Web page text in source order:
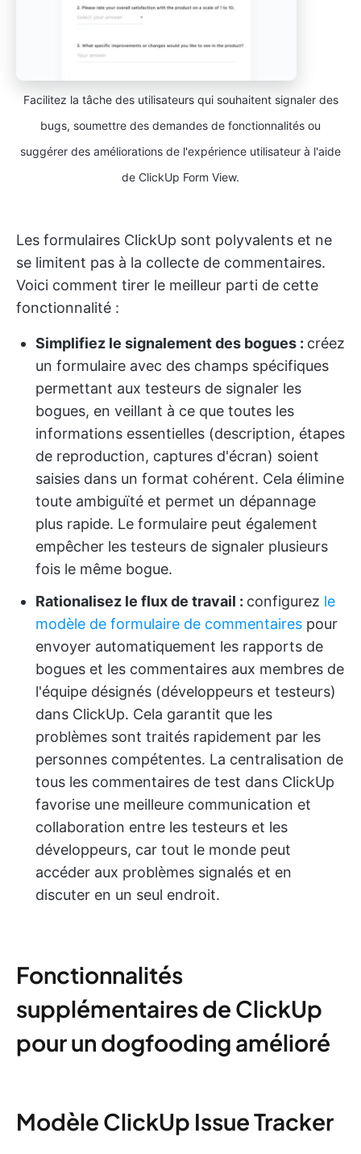
Facilitez la tâche des utilisateurs qui souhaitent signaler des
bugs, soumettre des demandes de fonctionnalités ou
suggérer des améliorations de l'expérience utilisateur à l'aide
de ClickUp Form View.
Les formulaires ClickUp sont polyvalents et ne
se limitent pas à la collecte de commentaires.
Voici comment tirer le meilleur parti de cette
fonctionnalité :
Simplifiez le signalement des bogues : créez
un formulaire avec des champs spécifiques
permettant aux testeurs de signaler les
bogues, en veillant à ce que toutes les
informations essentielles (description, étapes
de reproduction, captures d'écran) soient
saisies dans un format cohérent. Cela élimine
toute ambiguïté et permet un dépannage
plus rapide. Le formulaire peut également
empêcher les testeurs de signaler plusieurs
fois le même bogue.
Rationalisez le flux de travail : configurez le
modèle de formulaire de commentaires pour
envoyer automatiquement les rapports de
bogues et les commentaires aux membres de
l'équipe désignés (développeurs et testeurs)
dans ClickUp. Cela garantit que les
problèmes sont traités rapidement par les
personnes compétentes. La centralisation de
tous les commentaires de test dans ClickUp
favorise une meilleure communication et
collaboration entre les testeurs et les
développeurs, car tout le monde peut
accéder aux problèmes signalés et en
discuter en un seul endroit.
Fonctionnalités
supplémentaires de ClickUp
pour un dogfooding amélioré
Modèle ClickUp Issue Tracker